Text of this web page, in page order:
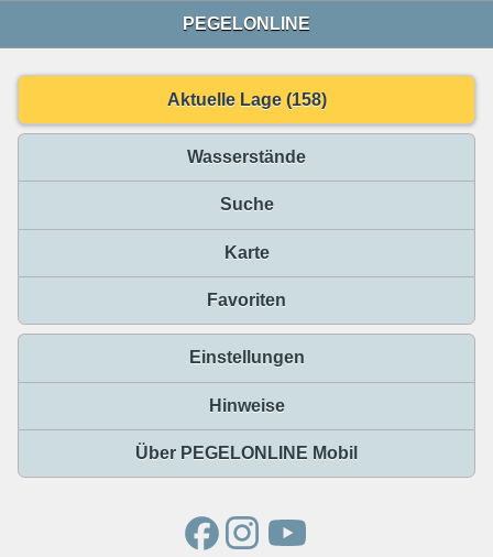
PEGELONLINE
Aktuelle Lage (158)
Wasserstände
Suche
Karte
Favoriten
Einstellungen
Hinweise
Über PEGELONLINE Mobil